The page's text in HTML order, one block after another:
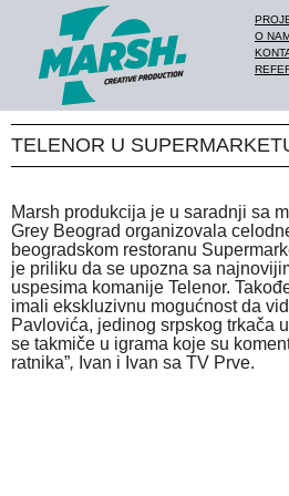
O
TELENOR U
Marsh produkcija je u saradnji sa
Grey Beograd organizovala
beogradskom restoranu
je priliku da se upozna sa
uspesima komanije Telenor.
imali ekskluzivnu mogućnost da
Pavlovića, jedinog srpskog trkača
se takmiče u igrama koje su
ratnika”, Ivan i Ivan sa TV Prve.